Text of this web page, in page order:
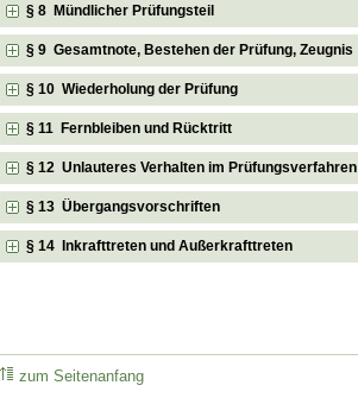
§ 8 Mündlicher Prüfungsteil
§ 9 Gesamtnote, Bestehen der Prüfung, Zeugnis
§ 10 Wiederholung der Prüfung
§ 11 Fernbleiben und Rücktritt
§ 12 Unlauteres Verhalten im Prüfungsverfahren
§ 13 Übergangsvorschriften
§ 14 Inkrafttreten und Außerkrafttreten
zum Seitenanfang